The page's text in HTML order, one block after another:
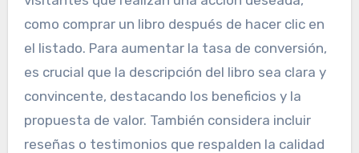
como comprar un libro después de hacer clic en
el listado. Para aumentar la tasa de conversión,
es crucial que la descripción del libro sea clara y
convincente, destacando los beneficios y la
propuesta de valor. También considera incluir
reseñas o testimonios que respalden la calidad